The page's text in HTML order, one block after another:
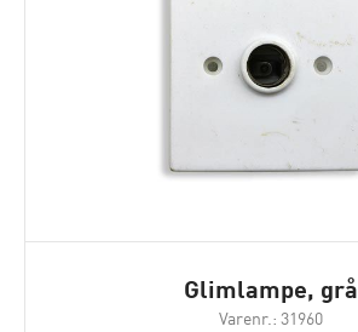
Glimlampe, grå
Varenr.: 31960